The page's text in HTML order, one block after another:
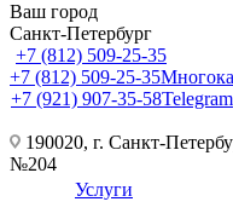
Ваш город
Санкт-Петербург
+7 (812) 509-25-35
+7 (812) 509-25-35
+7 (921) 907-35-58Telegram
190020, г. Санкт-
№204
Услуги